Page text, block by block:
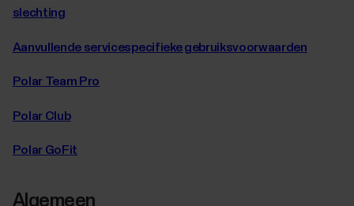
slechting
Aanvullende servicespecifieke gebruiksvoorwaarden
Polar Team Pro
Polar Club
Polar GoFit
Algemeen